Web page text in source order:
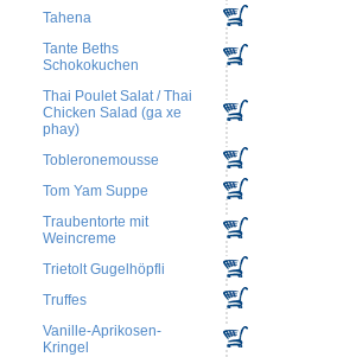
Tahena
Tante Beths
Schokokuchen
Thai Poulet Salat / Thai
Chicken Salad (ga xe
phay)
Tobleronemousse
Tom Yam Suppe
Traubentorte mit
Weincreme
Trietolt Gugelhöpfli
Truffes
Vanille-Aprikosen-
Kringel